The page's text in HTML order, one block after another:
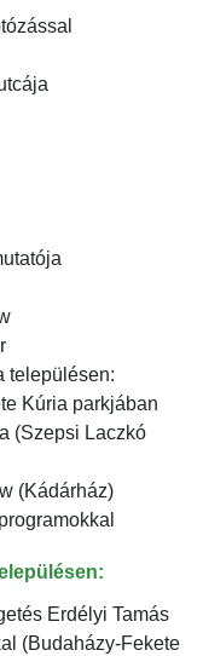
településen:
Kúria parkjában
(Szepsi Laczkó
(Kádárház)
Erdélyi Tamás
(Budaházy-Fekete